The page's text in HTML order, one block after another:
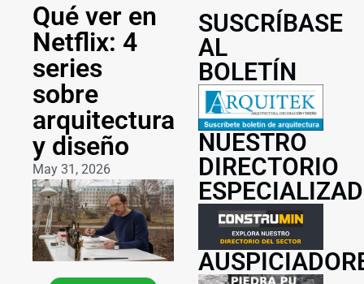
Qué ver en
Netflix: 4
series
sobre
arquitectura
y diseño
May 31, 2026
SUSCRÍBASE
AL
BOLETÍN
NUESTRO
DIRECTORIO